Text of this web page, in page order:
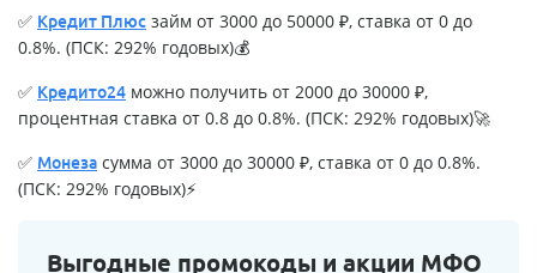
✅ Кредит Плюс займ от 3000 до 50000 ₽, ставка от 0 до
0.8%. (ПСК: 292% годовых)💰
✅ Кредито24 можно получить от 2000 до 30000 ₽,
процентная ставка от 0.8 до 0.8%. (ПСК: 292% годовых)🚀
✅ Монеза сумма от 3000 до 30000 ₽, ставка от 0 до 0.8%.
(ПСК: 292% годовых)⚡
Выгодные промокоды и акции МФО